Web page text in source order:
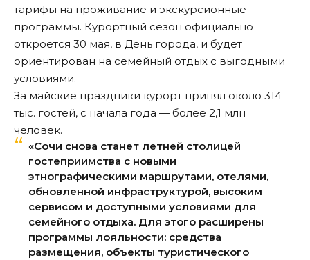
тарифы на проживание и экскурсионные
программы. Курортный сезон официально
откроется 30 мая, в День города, и будет
ориентирован на семейный отдых с выгодными
условиями.
За майские праздники курорт принял около 314
тыс. гостей, с начала года — более 2,1 млн
человек.
«Сочи снова станет летней столицей
гостеприимства с новыми
этнографическими маршрутами, отелями,
обновленной инфраструктурой, высоким
сервисом и доступными условиями для
семейного отдыха. Для этого расширены
программы лояльности: средства
размещения, объекты туристического